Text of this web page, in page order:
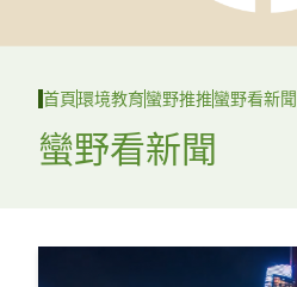
English
臉書
YouTube
首頁環境教育蠻野推推蠻野看新聞
蠻野看新聞